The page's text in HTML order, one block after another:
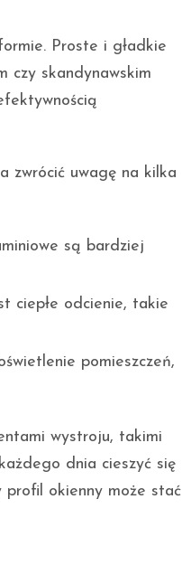
Proste i gładkie
czy skandynawskim
zwrócić uwagę na kilka
są bardziej
ciepłe odcienie, takie
pomieszczeń,
wystroju, takimi
dnia cieszyć się
okienny może stać